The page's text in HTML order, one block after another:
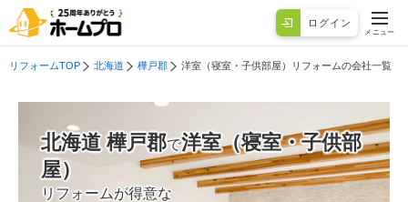
ログイン
メニュー
リフォームTOP 北海道 樺戸郡 洋室（寝室・子供部屋）リフォームの会社一覧
北海道 樺戸郡で洋室（寝室・子供部
屋）
リフォームが得意な